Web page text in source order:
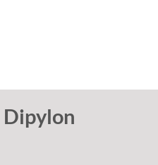
Dipylon